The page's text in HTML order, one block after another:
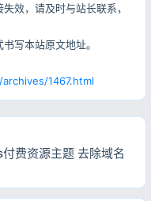
效，请及时与站长联系，
写本站原文地址。
1467.html
费资源主题 去除域名